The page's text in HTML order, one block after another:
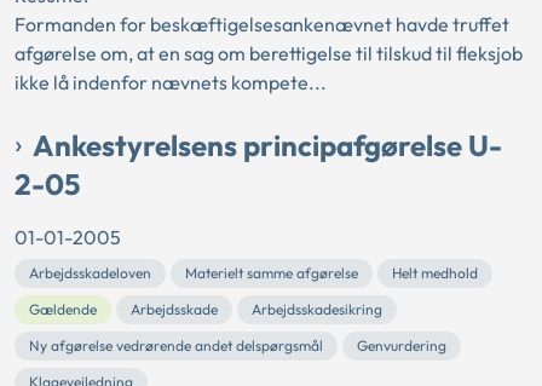
Formanden for beskæftigelsesankenævnet havde truffet
afgørelse om, at en sag om berettigelse til tilskud til fleksjob
ikke lå indenfor nævnets kompete...
Ankestyrelsens principafgørelse U-
2-05
01-01-2005
Arbejdsskadeloven Materielt samme afgørelse
Helt medhold
Gældende
Arbejdsskade
Arbejdsskadesikring
Ny afgørelse vedrørende andet delspørgsmål
Genvurdering
Klagevejledning